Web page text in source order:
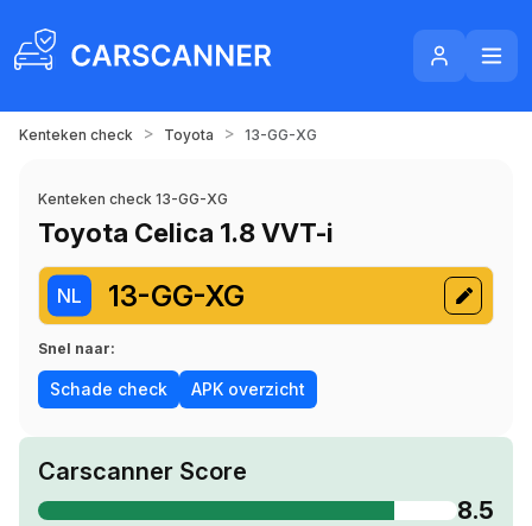
Kenteken check > Toyota > 13-GG-XG
Kenteken check 13-GG-XG
Toyota Celica 1.8 VVT-i
NL 13-GG-XG
Snel naar:
Schade check APK overzicht
Carscanner Score
8.5